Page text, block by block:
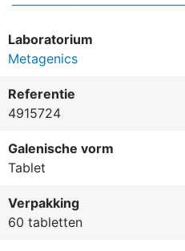
Laboratorium
Metagenics
Referentie
4915724
Galenische vorm
Tablet
Verpakking
60 tabletten